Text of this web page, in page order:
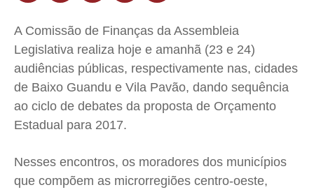
Meio Ambiente
Saúde
Cidades
Direitos
Economia
Caetano Roque
Meio Ambiente
Saúde
Cidades
Direitos
Economia
Caetano Roque
Meio Ambiente
Saúde
Cidades
Direitos
Economia
Caetano Roque
Meio Ambiente
Saúde
Cidades
Direitos
Economia
Caetano Roque
A Comissão de Finanças da Assembleia
Legislativa realiza hoje e amanhã (23 e 24)
audiências públicas, respectivamente nas, cidades
de Baixo Guandu e Vila Pavão, dando sequência
ao ciclo de debates da proposta de Orçamento
Estadual para 2017.
Nesses encontros, os moradores dos municípios
que compõem as microrregiões centro-oeste,